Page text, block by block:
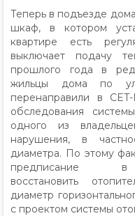
Теперь в подъезде
шкаф, в котором
квартире есть
выключает подачу
прошлого года в
жильцы дома по
перенаправили в
обследования
одного из
нарушения, в
диаметра. По этому
предписание
восстановить
диаметр
с проектом